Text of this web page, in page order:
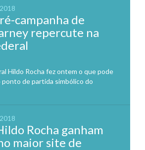
campanha de
repercute na
Hildo Rocha fez ontem o que pode
ponto de partida simbólico do
Rocha ganham
maior site de